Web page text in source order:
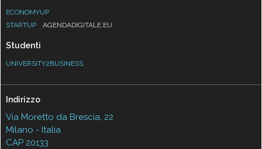
ECONOMYUP
STARTUP
AGENDADIGITALE.EU
Studenti
UNIVERSITY2BUSINESS
Indirizzo
Via Moretto da Brescia, 22
Milano - Italia
CAP 20133